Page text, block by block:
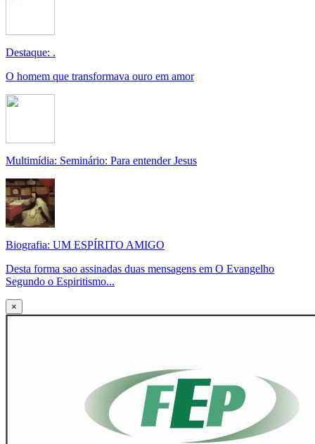
Destaque: .
O homem que transformava ouro em amor
Multimídia: Seminário: Para entender Jesus
Biografia: UM ESPÍRITO AMIGO
Desta forma sao assinadas duas mensagens em O Evangelho
Segundo o Espiritismo...
×